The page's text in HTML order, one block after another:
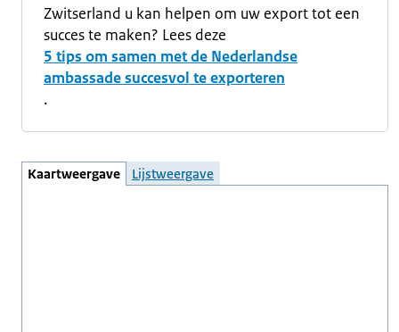
Zwitserland u kan helpen om uw export tot een
succes te maken? Lees deze
5 tips om samen met de Nederlandse
ambassade succesvol te exporteren
.
Kaartweergave Lijstweergave